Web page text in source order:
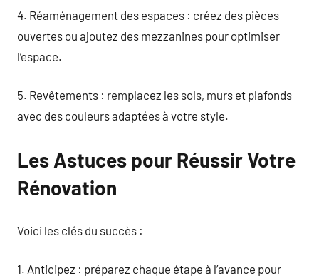
4. Réaménagement des espaces : créez des pièces
ouvertes ou ajoutez des mezzanines pour optimiser
l’espace.
5. Revêtements : remplacez les sols, murs et plafonds
avec des couleurs adaptées à votre style.
Les Astuces pour Réussir Votre
Rénovation
Voici les clés du succès :
1. Anticipez : préparez chaque étape à l’avance pour